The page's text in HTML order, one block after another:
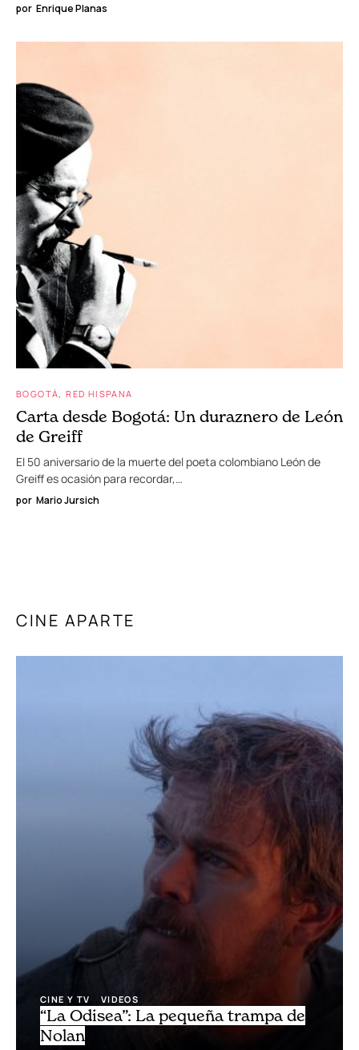
por Enrique Planas
BOGOTÁ RED HISPANA
Carta desde Bogotá: Un duraznero de León
de Greiff
El 50 aniversario de la muerte del poeta colombiano León de
Greiff es ocasión para recordar,…
por Mario Jursich
CINE APARTE
CINE Y TV VIDEOS
“La Odisea”: La pequeña trampa de
Nolan